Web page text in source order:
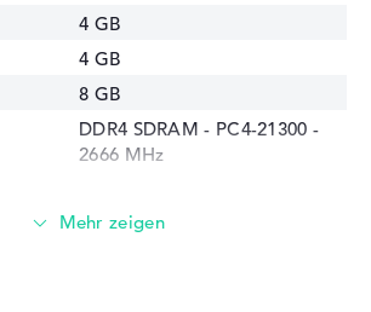
4 GB
4 GB
8 GB
DDR4 SDRAM - PC4-21300 -
2666 MHz
256 GB SSD